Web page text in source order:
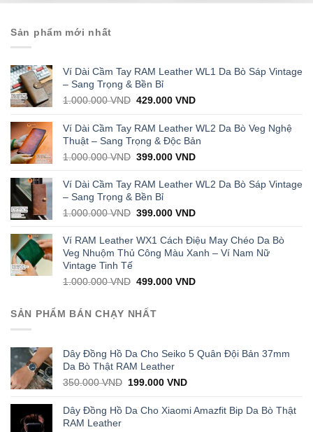
Sản phẩm mới nhất
Ví Dài Cầm Tay RAM Leather WL1 Da Bò Sáp Vintage
– Sang Trọng & Bền Bỉ
1.000.000VND Original
was:
1.000.000 VND.
429.000VNDCurrent
is:
429.000 VND.
Ví Dài Cầm Tay RAM Leather WL2 Da Bò Veg Nghệ
Thuật – Sang Trọng & Độc Bản
1.000.000VND Original
was:
1.000.000 VND.
399.000VNDCurrent
is:
Ví Dài Cầm Tay RAM Leather WL2 Da Bò Sáp Vintage
– Sang Trọng & Bền Bỉ
1.000.000VND Original
was:
1.000.000 VND.
399.000VNDCurrent
is:
399.000 VND.
Ví RAM Leather WX1 Cách Điệu May Chéo Da Bò
Veg Nhuộm Thủ Công Màu Xanh – Ví Nam Nữ
Vintage Tinh Tế
1.000.000VND Original
was:
1.000.000 VND.
499.000VNDCurrent
SẢN PHẨM BÁN CHẠY NHẤT
Dây Đồng Hồ Da Cho Seiko 5 Quân Đội Bản 37mm
Da Bò Thật RAM Leather
350.000VND Original
was:
199.000VNDCurrent
is:
199.000 VND.
Dây Đồng Hồ Da Cho Xiaomi Amazfit Bip Da Bò Thật
RAM Leather